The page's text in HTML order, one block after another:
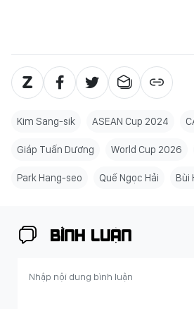
Kim Sang-sik ASEAN Cup 2024
Giáp Tuấn Dương World Cup 2026
Park Hang-seo Quế Ngọc Hải Bùi
BÌNH LUẬN